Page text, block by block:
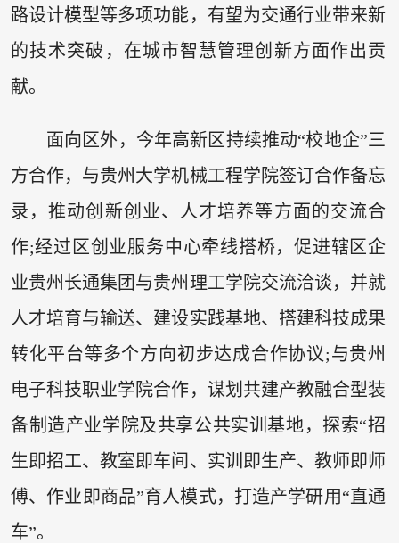
路设计模型等多项功能，有望为交通行业带来新
的技术突破，在城市智慧管理创新方面作出贡
献。
面向区外，今年高新区持续推动“校地企”三
方合作，与贵州大学机械工程学院签订合作备忘
录，推动创新创业、人才培养等方面的交流合
作;经过区创业服务中心牵线搭桥，促进辖区企
业贵州长通集团与贵州理工学院交流洽谈，并就
人才培育与输送、建设实践基地、搭建科技成果
转化平台等多个方向初步达成合作协议;与贵州
电子科技职业学院合作，谋划共建产教融合型装
备制造产业学院及共享公共实训基地，探索“招
生即招工、教室即车间、实训即生产、教师即师
傅、作业即商品”育人模式，打造产学研用“直通
车”。